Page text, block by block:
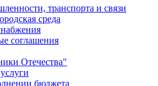
транспорта и связи
среда
соглашения
Отечества"
бюджета